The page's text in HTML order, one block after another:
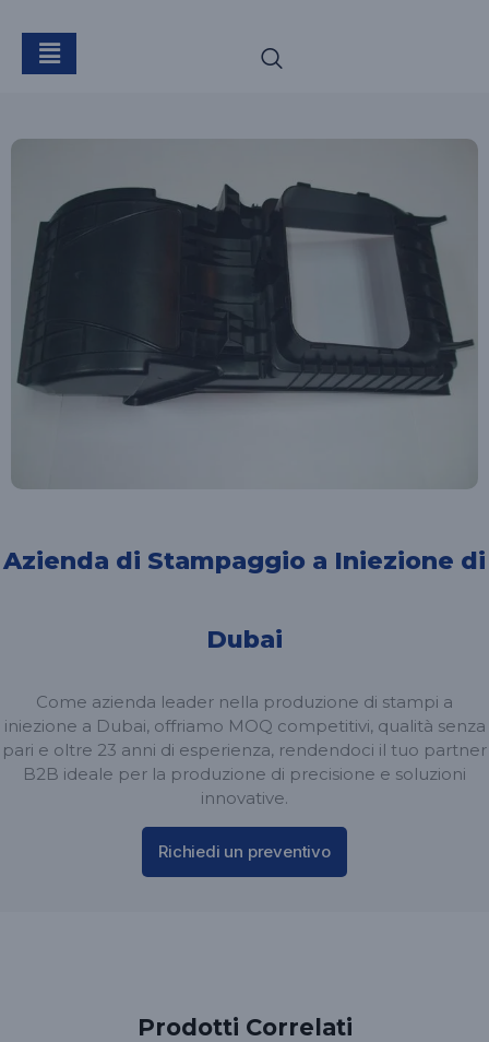
Azienda di Stampaggio a Iniezione di
Dubai
Come azienda leader nella produzione di stampi a
iniezione a Dubai, offriamo MOQ competitivi, qualità senza
pari e oltre 23 anni di esperienza, rendendoci il tuo partner
B2B ideale per la produzione di precisione e soluzioni
innovative.
Richiedi un preventivo
Prodotti Correlati